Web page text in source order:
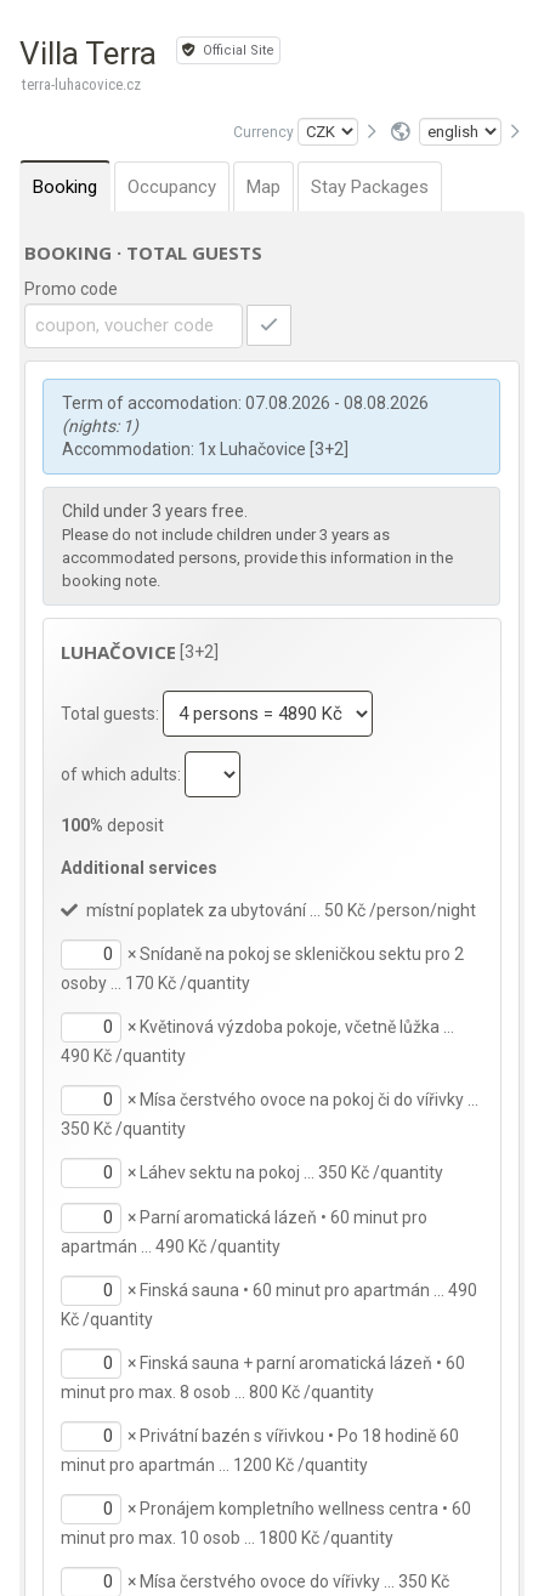
Villa Terra Official Site
terra-luhacovice.cz
Currency
Booking Occupancy Map Stay Packages
BOOKING · TOTAL GUESTS
Promo code
Term of accomodation: 07.08.2026 - 08.08.2026
(nights: 1)
Accommodation: 1x Luhačovice [3+2]
Child under 3 years free.
Please do not include children under 3 years as
accommodated persons, provide this information in the
booking note.
LUHAČOVICE [3+2]
Total guests:
of which adults:
100% deposit
Additional services
místní poplatek za ubytování … 50 Kč /person/night
×Snídaně na pokoj se skleničkou sektu pro 2
osoby … 170 Kč /quantity
× Květinová výzdoba pokoje, včetně lůžka …
490 Kč /quantity
× Mísa čerstvého ovoce na pokoj či do vířivky …
350 Kč /quantity
× Láhev sektu na pokoj … 350 Kč /quantity
× Parní aromatická lázeň • 60 minut pro
apartmán … 490 Kč /quantity
× Finská sauna • 60 minut pro apartmán … 490
Kč /quantity
× Finská sauna + parní aromatická lázeň • 60
minut pro max. 8 osob … 800 Kč /quantity
× Privátní bazén s vířivkou • Po 18 hodině 60
minut pro apartmán … 1200 Kč /quantity
× Pronájem kompletního wellness centra • 60
minut pro max. 10 osob … 1800 Kč /quantity
× Mísa čerstvého ovoce do vířivky … 350 Kč